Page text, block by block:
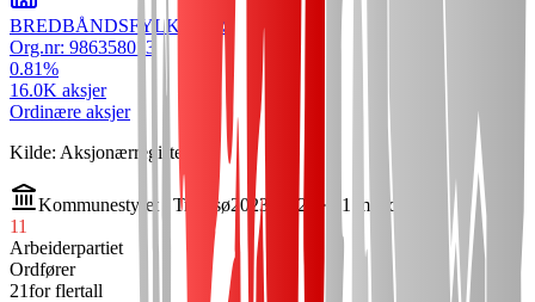
BREDBÅNDSFYLKET AS
Org.nr: 986358013
0.81%
16.0K aksjer
Ordinære aksjer
Kilde: Aksjonærregisteret
Kommunestyret i Tromsø2023–2027 · 41
mandater
11
Arbeiderpartiet
Ordfører
21for flertall